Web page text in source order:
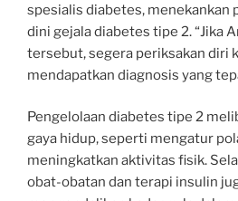
spesialis diabetes, menekankan
dini gejala diabetes tipe 2. “Jika
tersebut, segera periksakan diri
mendapatkan diagnosis yang
Pengelolaan diabetes tipe 2
gaya hidup, seperti mengatur
meningkatkan aktivitas fisik.
obat-obatan dan terapi insulin